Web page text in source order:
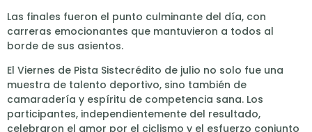
Las finales fueron el punto culminante del día, con
carreras emocionantes que mantuvieron a todos al
borde de sus asientos.
El Viernes de Pista Sistecrédito de julio no solo fue una
muestra de talento deportivo, sino también de
camaradería y espíritu de competencia sana. Los
participantes, independientemente del resultado,
celebraron el amor por el ciclismo y el esfuerzo conjunto